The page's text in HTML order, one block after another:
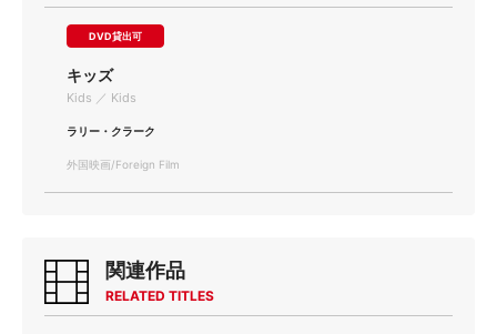
DVD貸出可
キッズ
Kids ／ Kids
ラリー・クラーク
外国映画/Foreign Film
関連作品
RELATED TITLES